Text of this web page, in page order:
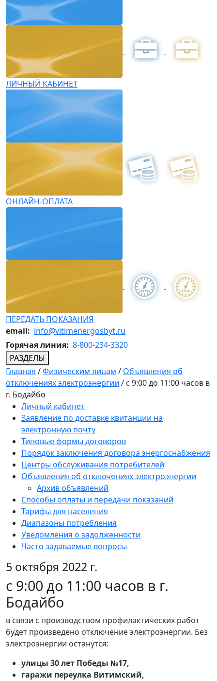
ЛИЧНЫЙ КАБИНЕТ
ОНЛАЙН-ОПЛАТА
ПЕРЕДАТЬ ПОКАЗАНИЯ
email: info@vitimenergosbyt.ru
Горячая линия: 8-800-234-3320
РАЗДЕЛЫ
Главная /Физическим лицам / Объявления об
отключениях электроэнергии / с 9:00 до 11:00 часов в
г. Бодайбо
Личный кабинет
Заявление по доставке квитанции на
электронную почту
Типовые формы договоров
Порядок заключения договора энергоснабжения
Центры обслуживания потребителей
Объявления об отключениях электроэнергии
Архив объявлений
Способы оплаты и передачи показаний
Тарифы для населения
Диапазоны потребления
Уведомления о задолженности
Часто задаваемые вопросы
5 октября 2022 г.
с 9:00 до 11:00 часов в г.
Бодайбо
в связи с производством профилактических работ
будет произведено отключение электроэнергии. Без
электроэнергии останутся:
улицы 30 лет Победы №17,
гаражи переулка Витимский,